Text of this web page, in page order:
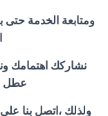
ومتابعة الخدمة
نشاركك اهتمامك
عطل
ولذلك ،اتصل بنا